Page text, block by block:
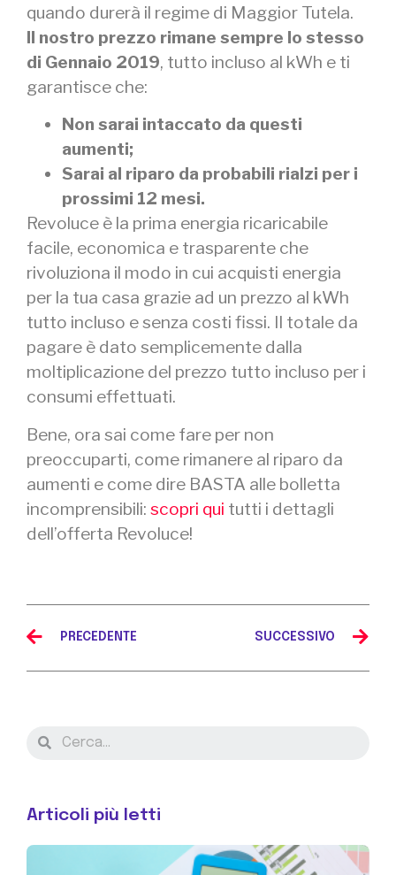
Articoli più letti
quando durerà il regime di Maggior Tutela.
Il nostro prezzo rimane sempre lo stesso
di Gennaio 2019, tutto incluso al kWh e ti
garantisce che:
Non sarai intaccato da questi
aumenti;
Sarai al riparo da probabili rialzi per i
prossimi 12 mesi.
Revoluce è la prima energia ricaricabile
facile, economica e trasparente che
rivoluziona il modo in cui acquisti energia
per la tua casa grazie ad un prezzo al kWh
tutto incluso e senza costi fissi. Il totale da
pagare è dato semplicemente dalla
moltiplicazione del prezzo tutto incluso per i
consumi effettuati.
Bene, ora sai come fare per non
preoccuparti, come rimanere al riparo da
aumenti e come dire BASTA alle bolletta
incomprensibili: scopri qui tutti i dettagli
dell’offerta Revoluce!
PRECEDENTE SUCCESSIVO